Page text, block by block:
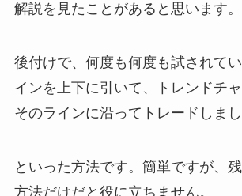
解説を見たことがあると思います。
後付けで、何度も何度も試されて
インを上下に引いて、トレンドチ
そのラインに沿ってトレードしま
といった方法です。簡単ですが、
方法だけだと役に立ちません。